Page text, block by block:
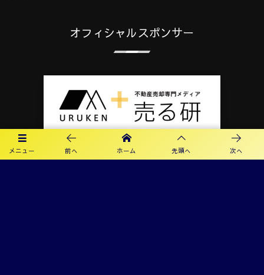
メニュー 前へ ホーム 先頭へ 次へ
オフィシャルスポンサー